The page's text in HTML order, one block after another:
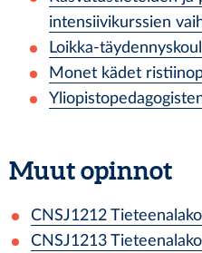
intensiivikurssien
Loikka-
Monet kädet
Muut opinnot
CNSJ1212
CNSJ1213